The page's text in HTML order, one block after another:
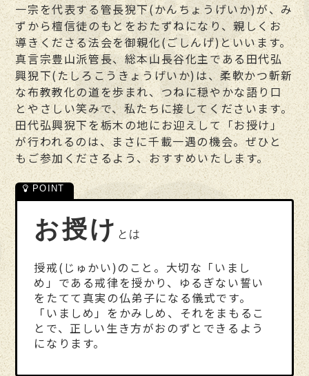
一宗を代表する管長猊下(かんちょうげいか)が、み
ずから檀信徒のもとをおたずねになり、親しくお
導きくださる法会を御親化(ごしんげ)といいます。
真言宗豊山派管長、総本山長谷化主である田代弘
興猊下(たしろこうきょうげいか)は、柔軟かつ斬新
な布教教化の道を歩まれ、つねに穏やかな語り口
とやさしい笑みで、私たちに接してくださいます。
田代弘興猊下を栃木の地にお迎えして「お授け」
が行われるのは、まさに千載一遇の機会。ぜひと
もご参加くださるよう、おすすめいたします。
お授け とは
授戒(じゅかい)のこと。大切な「いまし
め」である戒律を授かり、ゆるぎない誓い
をたてて真実の仏弟子になる儀式です。
「いましめ」をかみしめ、それをまもるこ
とで、正しい生き方がおのずとできるよう
になります。